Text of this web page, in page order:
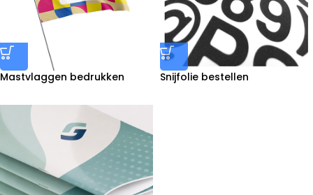
Mastvlaggen bedrukken Snijfolie bestellen